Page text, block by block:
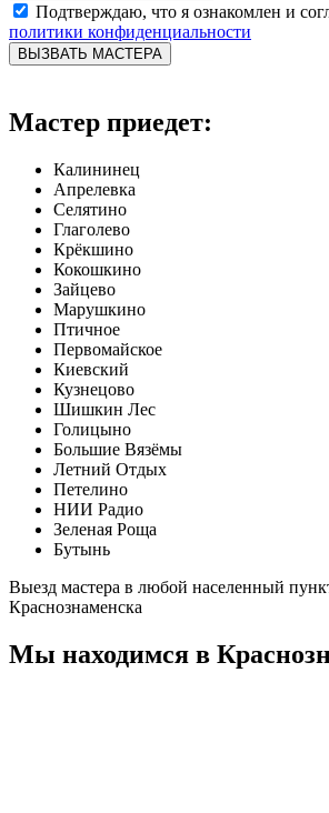
Подтверждаю, что я ознакомлен и
политики конфиденциальности
ВЫЗВАТЬ МАСТЕРА
Мастер приедет:
Калининец
Апрелевка
Селятино
Глаголево
Крёкшино
Кокошкино
Зайцево
Марушкино
Птичное
Первомайское
Киевский
Кузнецово
Шишкин Лес
Голицыно
Большие Вязёмы
Летний Отдых
Петелино
НИИ Радио
Зеленая Роща
Бутынь
Выезд мастера в любой населенный
Краснознаменска
Мы находимся в